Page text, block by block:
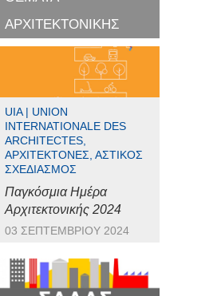
ΑΡΧΙΤΕΚΤΟΝΙΚΗΣ
UIA | UNION
INTERNATIONALE DES
ARCHITECTES,
ΑΡΧΙΤΈΚΤΟΝΕΣ, ΑΣΤΙΚΌΣ
ΣΧΕΔΙΑΣΜΌΣ
Παγκόσμια Ημέρα
Αρχιτεκτονικής 2024
03 ΣΕΠΤΕΜΒΡΊΟΥ 2024